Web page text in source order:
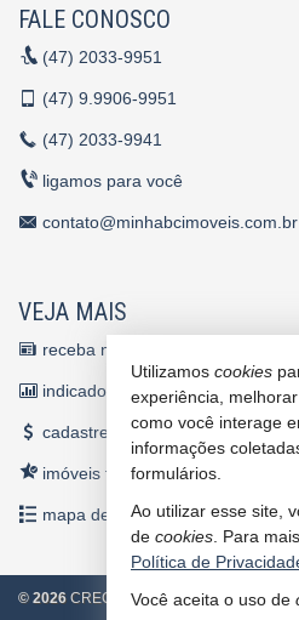
FALE CONOSCO
(47) 2033-9951
(47) 9.9906-9951
(47) 2033-9941
ligamos para você
contato@minhabcimoveis.com.br
VEJA MAIS
receba nosso newsletter
indicadores financeiros
cadastre seu imóvel
imóveis favoritos
mapa de imóveis
© 2026 CRECI/SC 4860 J Política de
Utilizamos cookies
experiência,
como você interage
informações
formulários.
Ao utilizar esse site,
de cookies . Para
Política de
Você aceita o uso de